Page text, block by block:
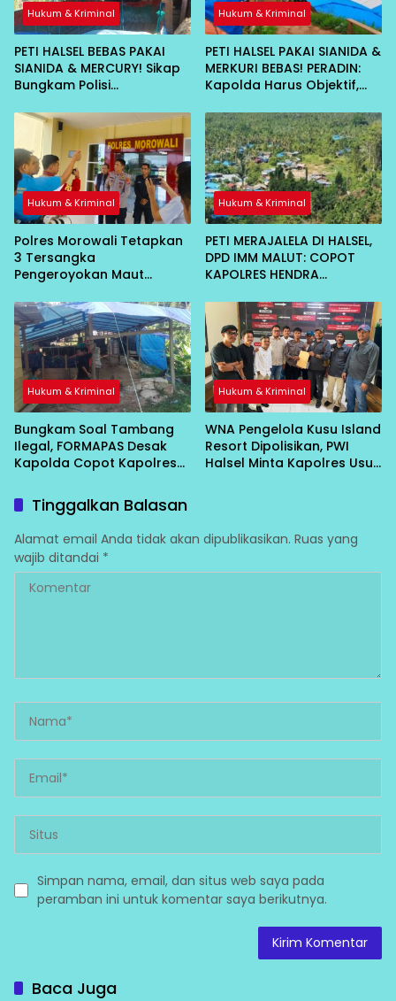
Hukum & Kriminal
PETI HALSEL BEBAS PAKAI
SIANIDA & MERCURY! Sikap
Bungkam Polisi
Hukum & Kriminal
PETI HALSEL PAKAI SIANIDA &
MERKURI BEBAS! PERADIN:
Kapolda Harus Objektif,
Hukum & Kriminal
Polres Morowali Tetapkan
3 Tersangka
Pengeroyokan Maut
Kendari
Hukum & Kriminal
PETI MERAJALELA DI HALSEL,
DPD IMM MALUT: COPOT
KAPOLRES HENDRA
Hukum & Kriminal
Bungkam Soal Tambang
Ilegal, FORMAPAS Desak
Kapolda Copot Kapolres
Hukum & Kriminal
WNA Pengelola Kusu Island
Resort Dipolisikan, PWI
Halsel Minta Kapolres Usut
Tinggalkan Balasan
Alamat email Anda tidak akan dipublikasikan. Ruas yang
wajib ditandai *
Simpan nama, email, dan situs web saya pada
peramban ini untuk komentar saya berikutnya.
Baca Juga